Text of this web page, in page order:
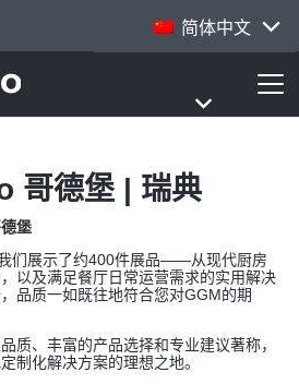
简体中文
哥德堡 | 瑞典
堡
们展示了约400件展品——从现代厨房
以及满足餐厅日常运营需求的实用解决
品质一如既往地符合您对GGM的期
质、丰富的产品选择和专业建议著称，
制化解决方案的理想之地。